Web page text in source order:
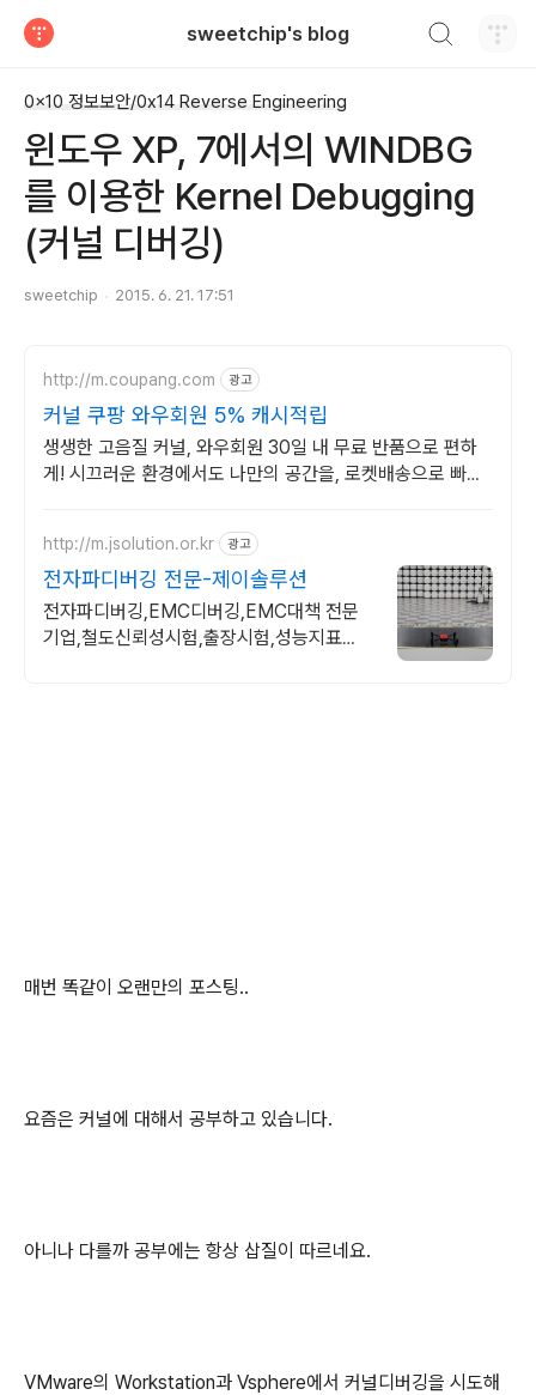
sweetchip's blog
0x10 정보보안/0x14 Reverse Engineering
윈도우 XP, 7에서의 WINDBG
를 이용한 Kernel Debugging
(커널 디버깅)
sweetchip 2015. 6. 21. 17:51
http://m.coupang.com 광고
커널 쿠팡 와우회원 5% 캐시적립
생생한 고음질 커널, 와우회원 30일 내 무료 반품으로 편하
게! 시끄러운 환경에서도 나만의 공간을, 로켓배송으로 빠르
http://m.jsolution.or.kr 광고
전자파디버깅 전문-제이솔루션
전자파디버깅,EMC디버깅,EMC대책 전문
기업,철도신뢰성시험,출장시험,성능지표
매번 똑같이 오랜만의 포스팅..
요즘은 커널에 대해서 공부하고 있습니다.
아니나 다를까 공부에는 항상 삽질이 따르네요.
VMware의 Workstation과 Vsphere에서 커널디버깅을 시도해